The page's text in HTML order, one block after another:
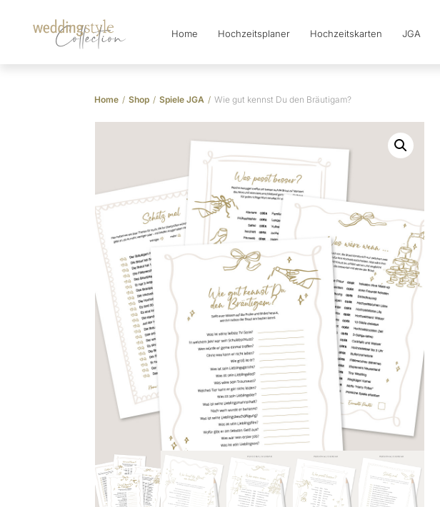
Collection Home Hochzeitsplaner Hochzeitskarten JGA
Home / Shop / Spiele JGA / Wie gut kennst Du den Bräutigam?